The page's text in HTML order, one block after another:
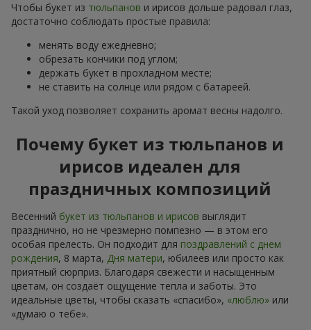
Чтобы букет из тюльпанов и ирисов дольше радовал глаз,
достаточно соблюдать простые правила:
менять воду ежедневно;
обрезать кончики под углом;
держать букет в прохладном месте;
не ставить на солнце или рядом с батареей.
Такой уход позволяет сохранить аромат весны надолго.
Почему букет из тюльпанов и
ирисов идеален для
праздничных композиций
Весенний букет из тюльпанов и ирисов выглядит
празднично, но не чрезмерно помпезно — в этом его
особая прелесть. Он подходит для поздравлений с днем
рождения, 8 марта, Дня матери, юбилеев или просто как
приятный сюрприз. Благодаря свежести и насыщенным
цветам, он создаёт ощущение тепла и заботы. Это
идеальные цветы, чтобы сказать «спасибо», «люблю» или
«думаю о тебе».